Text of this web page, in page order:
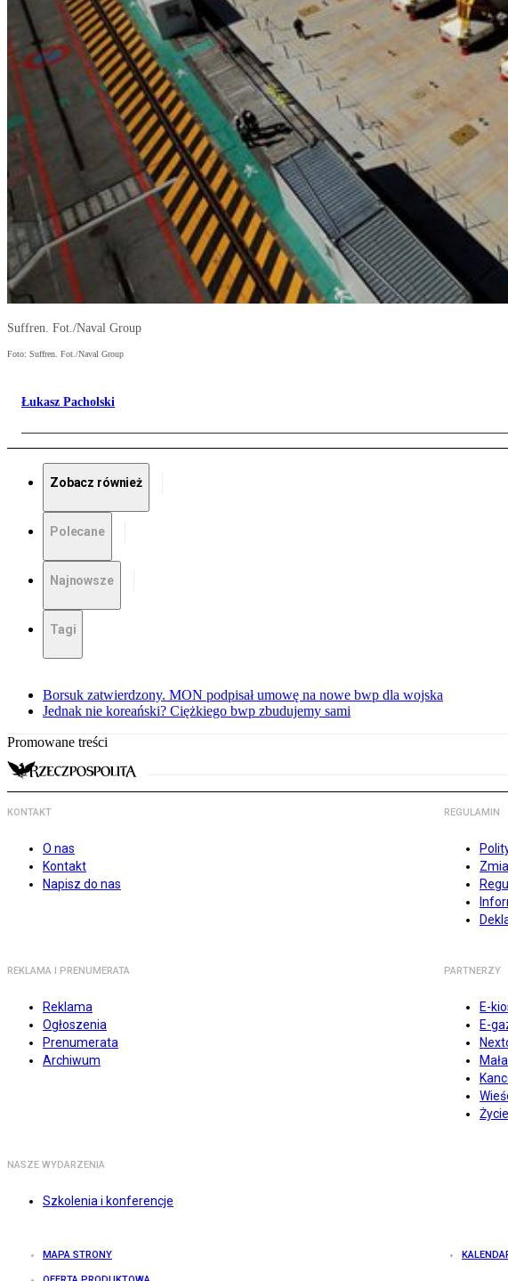
Suffren. Fot./Naval Group
Foto: Suffren. Fot./Naval Group
Łukasz Pacholski
Zobacz również
Polecane
Najnowsze
Tagi
Borsuk zatwierdzony. MON podpisał umowę na nowe bwp dla wojska
Jednak nie koreański? Ciężkiego bwp zbudujemy sami
Promowane treści
KONTAKT
O nas
Kontakt
Napisz do nas
REGULAMIN
REKLAMA I PRENUMERATA
Reklama
Ogłoszenia
Prenumerata
Archiwum
PARTNERZY
E-
E-
NASZE WYDARZENIA
Szkolenia i konferencje
MAPA STRONY